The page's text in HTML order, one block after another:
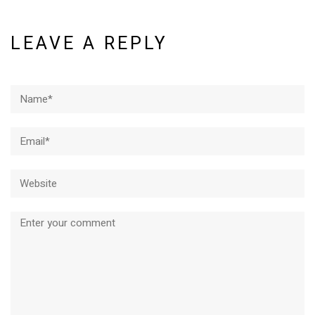
LEAVE A REPLY
Comment